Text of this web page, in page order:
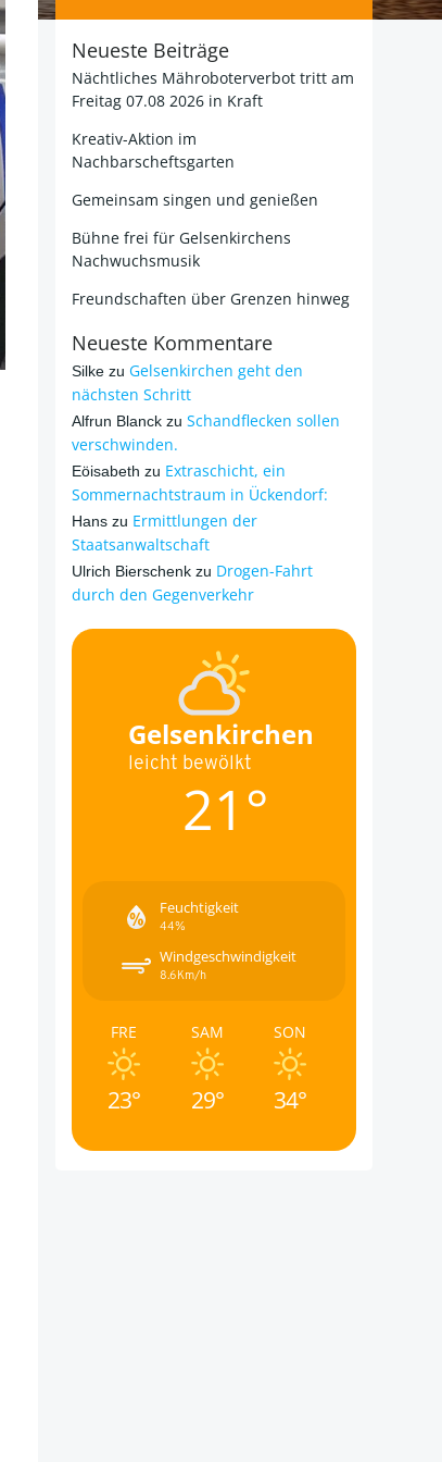
Neueste Beiträge
Nächtliches Mähroboterverbot tritt am
Freitag 07.08 2026 in Kraft
Kreativ-Aktion im
Nachbarscheftsgarten
Gemeinsam singen und genießen
Bühne frei für Gelsenkirchens
Nachwuchsmusik
Freundschaften über Grenzen hinweg
Neueste Kommentare
Silke zu Gelsenkirchen geht den
nächsten Schritt
Alfrun Blanck zu Schandflecken sollen
verschwinden.
Eöisabeth zu Extraschicht, ein
Sommernachtstraum in Ückendorf:
Hans zu Ermittlungen der
Staatsanwaltschaft
Ulrich Bierschenk zu Drogen-Fahrt
durch den Gegenverkehr
Gelsenkirchen
leicht bewölkt
21°
Feuchtigkeit
44%
Windgeschwindigkeit
8.6Km/h
FRE
23°
SAM
29°
SON
34°